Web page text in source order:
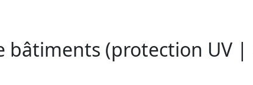
bâtiments (protection UV